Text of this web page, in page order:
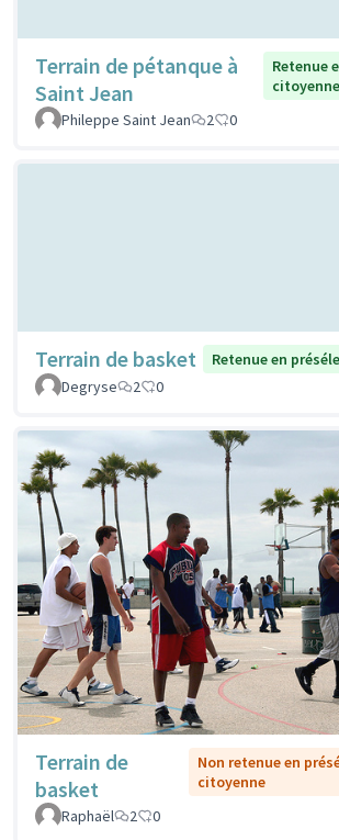
Terrain de pétanque à
Saint Jean
Retenue
citoyenne
Phileppe Saint Jean
2 0
Terrain de basket
Retenue en
Degryse
2 0
Terrain de
basket
Non retenue en
citoyenne
Raphaël
2 0